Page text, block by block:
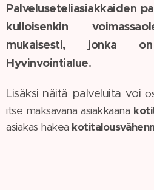
Palveluseteliasiakkaiden
kulloisenkin
mukaisesti, jonka
Hyvinvointialue.
Lisäksi näitä palveluita voi
itse maksavana asiakkaana
asiakas hakea